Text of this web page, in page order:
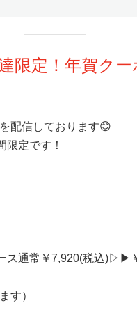
限定！年賀クー
配信しております😊
限定です！
ス通常￥7,920(税込)▷▶
す）